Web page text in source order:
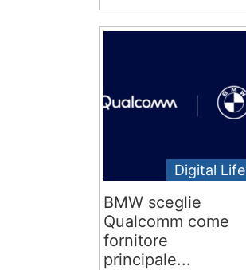
Digital Life
BMW sceglie
Qualcomm come
fornitore
principale...